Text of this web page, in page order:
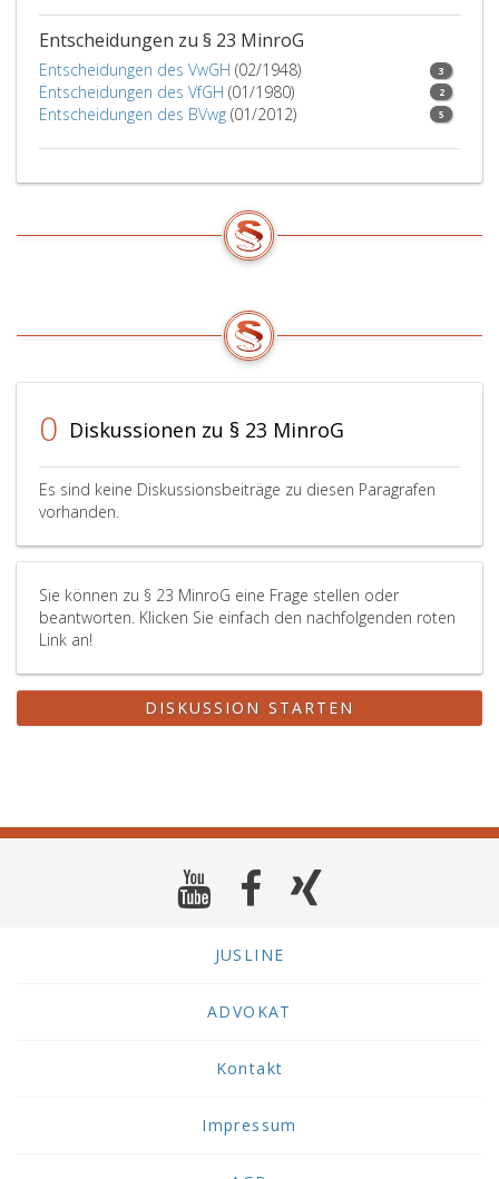
Entscheidungen zu § 23 MinroG
Entscheidungen des VwGH (02/1948) 3
Entscheidungen des VfGH (01/1980) 2
Entscheidungen des BVwg (01/2012) 5
0 Diskussionen zu § 23 MinroG
Es sind keine Diskussionsbeiträge zu diesen Paragrafen
vorhanden.
Sie können zu § 23 MinroG eine Frage stellen oder
beantworten. Klicken Sie einfach den nachfolgenden roten
Link an!
DISKUSSION STARTEN
JUSLINE
ADVOKAT
Kontakt
Impressum